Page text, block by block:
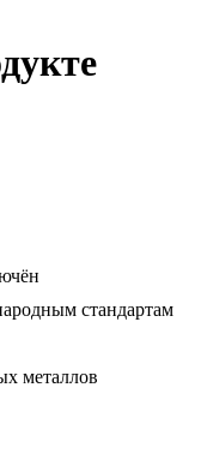
стандартам
металлов